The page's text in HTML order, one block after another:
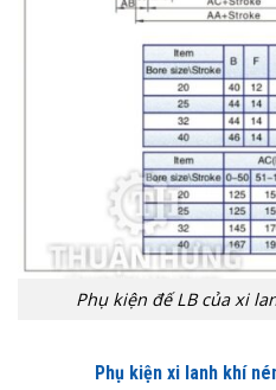
Phụ kiện đế LB của xi
Phụ kiện xi lanh khí